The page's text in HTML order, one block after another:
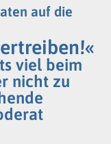
auf die
viel beim
nicht zu